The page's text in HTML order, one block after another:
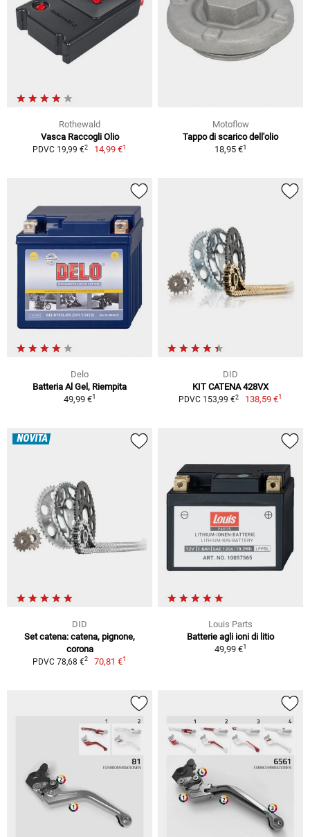
Rothewald
Vasca Raccogli Olio
PDVC 19,99 €2 14,99 €1
Motoflow
Tappo di scarico dell'olio
18,95 €1
Delo
Batteria Al Gel, Riempita
49,99 €1
DID
KIT CATENA 428VX
PDVC 153,99 €2 138,59 €1
NOVITÀ
DID
Set catena: catena, pignone,
corona
PDVC 78,68 €2 70,81 €1
Louis Parts
Batterie agli ioni di litio
49,99 €1